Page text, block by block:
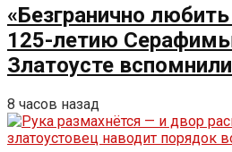
«Безгранично
125-летию
Златоусте
8 часов назад